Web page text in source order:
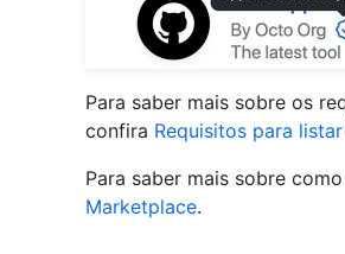
Para saber mais sobre os
confira Requisitos para
Para saber mais sobre
Marketplace.